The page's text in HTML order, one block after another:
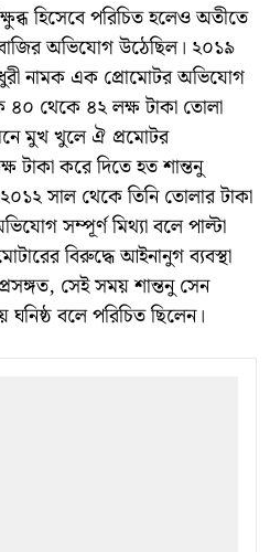
হিসেবে পরিচিত হলেও অতীতে
অভিযোগ উঠেছিল। ২০১৯
নামক এক প্রোমোটর অভিযোগ
৪০ থেকে ৪২ লক্ষ টাকা তোলা
মুখ খুলে ঐ প্রমোটর
টাকা করে দিতে হত শান্তনু
সাল থেকে তিনি তোলার টাকা
সম্পূর্ণ মিথ্যা বলে পাল্টা
বিরুদ্ধে আইনানুগ ব্যবস্থা
সেই সময় শান্তনু সেন
বলে পরিচিত ছিলেন।